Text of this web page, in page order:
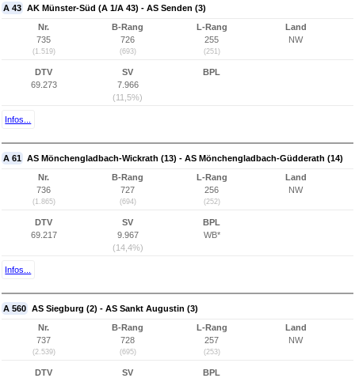
A 43 AK Münster-Süd (A 1/A 43) - AS Senden (3)
Nr.
735
(1.519)
B-Rang
726
(693)
L-Rang
255
(251)
Land
NW
DTV
69.273
SV
7.966
(11,5%)
BPL
Infos...
A 61 AS Mönchengladbach-Wickrath (13) - AS Mönchengladbach-Güdderath (14)
Nr.
736
(1.865)
B-Rang
727
(694)
L-Rang
256
(252)
Land
NW
DTV
69.217
SV
9.967
(14,4%)
BPL
WB*
Infos...
A 560 AS Siegburg (2) - AS Sankt Augustin (3)
Nr.
737
(2.539)
B-Rang
728
(695)
L-Rang
257
(253)
Land
NW
DTV
SV
BPL